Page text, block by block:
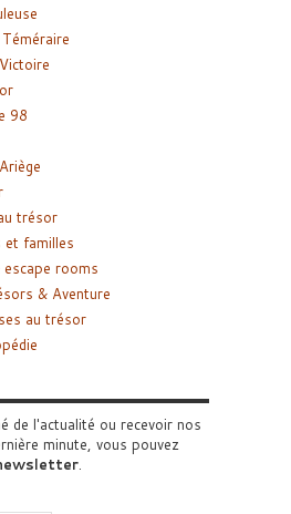
98
trésor
et familles
escape rooms
& Aventure
au trésor
de l'actualité ou recevoir nos
minute, vous pouvez
.